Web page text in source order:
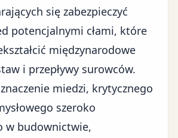
się zabezpieczyć
potencjalnymi cłami, które
międzynarodowe
i przepływy surowców.
miedzi, krytycznego
szeroko
w budownictwie,